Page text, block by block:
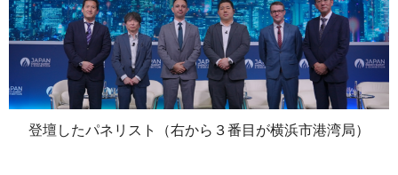
登壇したパネリスト（右から３番目が横浜市港湾局）